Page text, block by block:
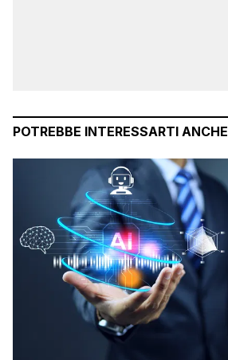
POTREBBE INTERESSARTI ANCHE